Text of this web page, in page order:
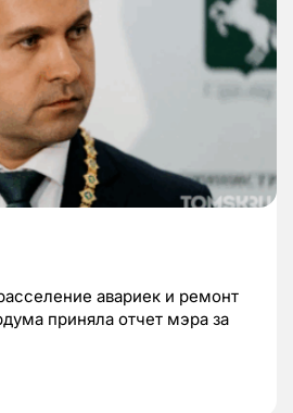
авариек и ремонт
приняла отчет мэра за